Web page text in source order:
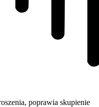
poprawia skupienie